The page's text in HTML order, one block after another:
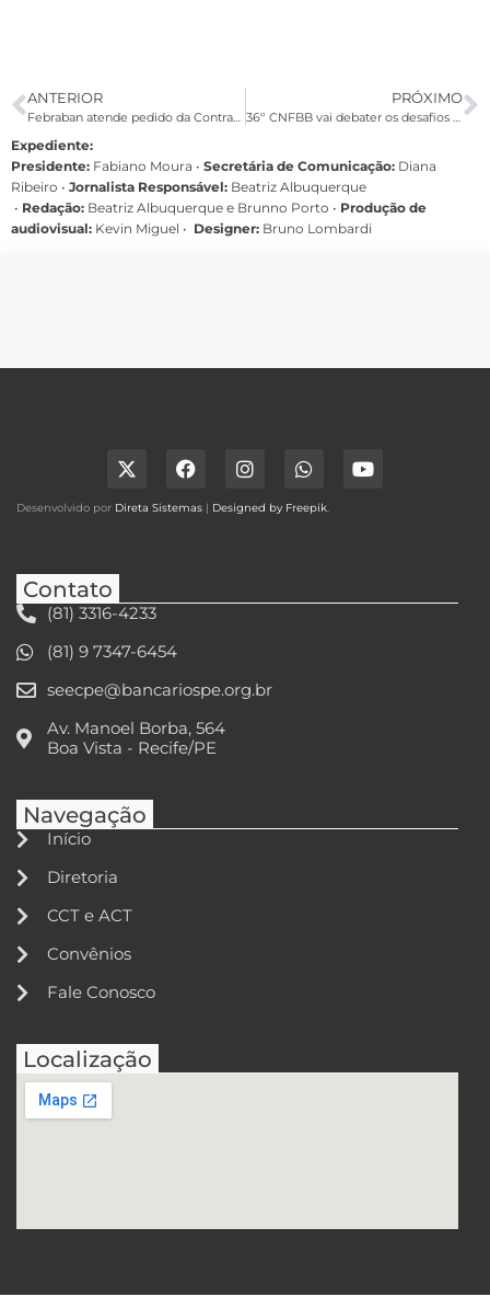
ANTERIOR
Febraban atende pedido da Contraf-CUT e orienta bancos a liberar empregados durante jogos do Brasil na Copa
PRÓXIMO
36º CNFBB vai debater os desafios dos funcionários do Banco do Brasil e preparar a Campanha Nacional
Expediente:
Presidente: Fabiano Moura • Secretária de Comunicação: Diana
Ribeiro • Jornalista Responsável: Beatriz Albuquerque
• Redação: Beatriz Albuquerque e Brunno Porto • Produção de
audiovisual: Kevin Miguel • Designer: Bruno Lombardi
Desenvolvido por Direta Sistemas | Designed by Freepik.
Contato
(81) 3316-4233
(81) 9 7347-6454
seecpe@bancariospe.org.br
Av. Manoel Borba, 564
Boa Vista - Recife/PE
Navegação
Início
Diretoria
CCT e ACT
Convênios
Fale Conosco
Localização